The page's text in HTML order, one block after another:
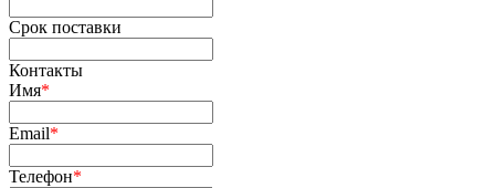
Срок поставки
Контакты
Имя*
Email*
Телефон*